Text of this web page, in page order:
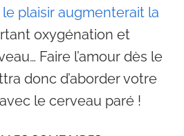
le plaisir augmenterait la
oxygénation et
Faire l’amour dès le
donc d’aborder votre
le cerveau paré !